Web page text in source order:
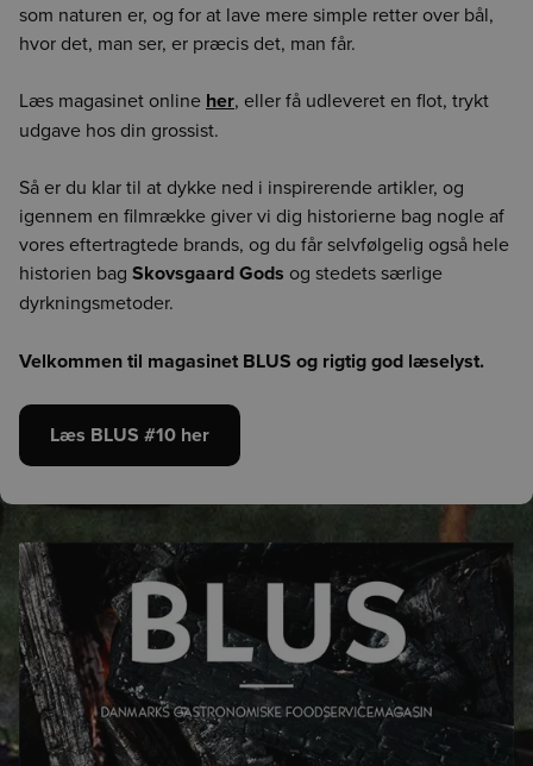
som naturen er, og for at lave mere simple retter over bål,
hvor det, man ser, er præcis det, man får.
Læs magasinet online her, eller få udleveret en flot, trykt
udgave hos din grossist.
Så er du klar til at dykke ned i inspirerende artikler, og
igennem en filmrække giver vi dig historierne bag nogle af
vores eftertragtede brands, og du får selvfølgelig også hele
historien bag Skovsgaard Gods og stedets særlige
dyrkningsmetoder.
Velkommen til magasinet BLUS og rigtig god læselyst.
Læs BLUS #10 her